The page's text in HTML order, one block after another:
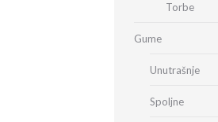
Torbe
Gume
Unutrašnje
Spoljne